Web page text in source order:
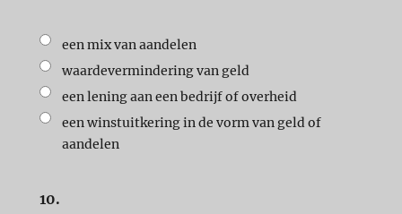
een mix van aandelen
waardevermindering van geld
een lening aan een bedrijf of overheid
een winstuitkering in de vorm van geld of
aandelen
10.